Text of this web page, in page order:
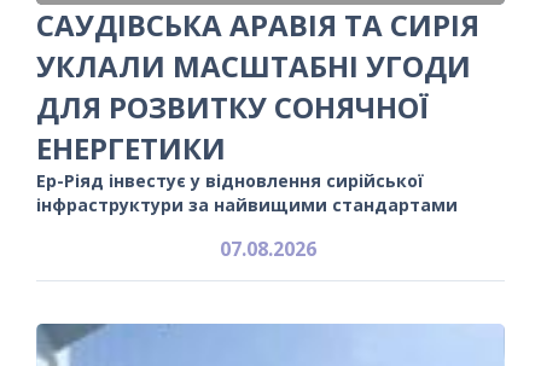
САУДІВСЬКА АРАВІЯ ТА СИРІЯ
УКЛАЛИ МАСШТАБНІ УГОДИ
ДЛЯ РОЗВИТКУ СОНЯЧНОЇ
ЕНЕРГЕТИКИ
Ер-Ріяд інвестує у відновлення сирійської
інфраструктури за найвищими стандартами
07.08.2026